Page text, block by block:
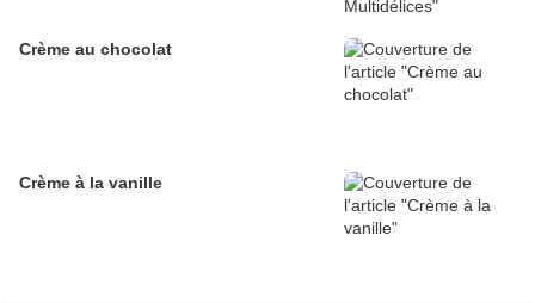
Crème au chocolat
Crème à la vanille